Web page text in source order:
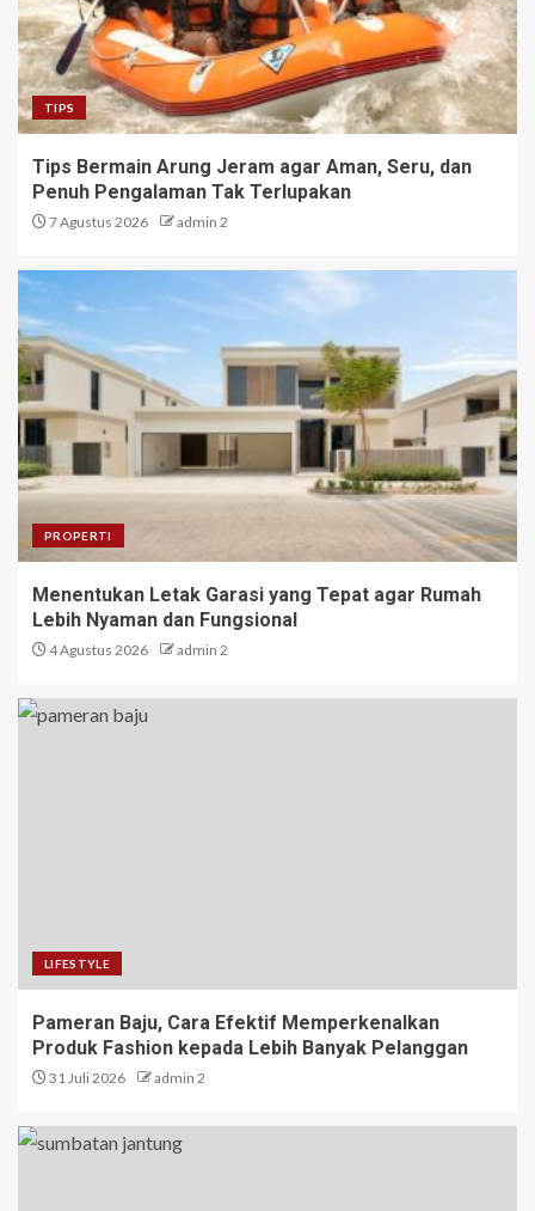
TIPS
Tips Bermain Arung Jeram agar Aman, Seru, dan
Penuh Pengalaman Tak Terlupakan
7 Agustus 2026 admin 2
PROPERTI
Menentukan Letak Garasi yang Tepat agar Rumah
Lebih Nyaman dan Fungsional
4 Agustus 2026 admin 2
LIFESTYLE
Pameran Baju, Cara Efektif Memperkenalkan
Produk Fashion kepada Lebih Banyak Pelanggan
31 Juli 2026 admin 2